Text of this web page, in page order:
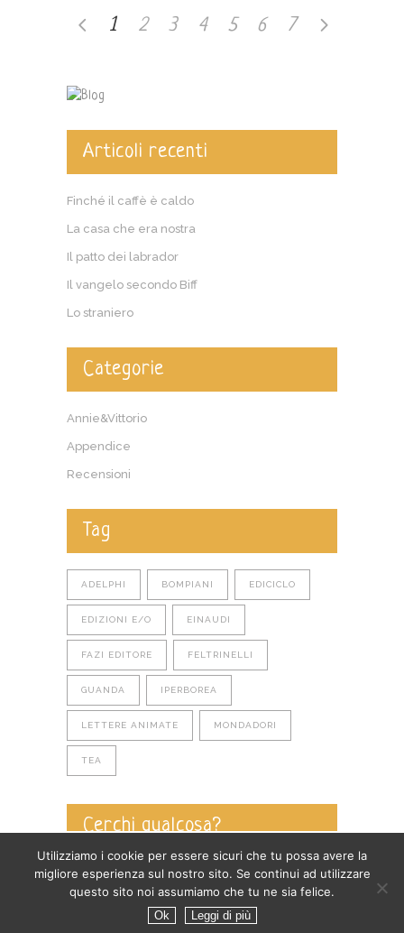
mondo
1 2 3 4 5 6 7
Articoli recenti
Finché il caffè è caldo
La casa che era nostra
Il patto dei labrador
Il vangelo secondo Biff
Lo straniero
Categorie
Annie&Vittorio
Appendice
Recensioni
Tag
ADELPHI BOMPIANI EDICICLO
EDIZIONI E/O EINAUDI
FAZI EDITORE FELTRINELLI
GUANDA IPERBOREA
LETTERE ANIMATE MONDADORI
TEA
Cerchi qualcosa?
Utilizziamo i cookie per essere sicuri che tu possa avere la
migliore esperienza sul nostro sito. Se continui ad utilizzare
questo sito noi assumiamo che tu ne sia felice.
Ok Leggi di più